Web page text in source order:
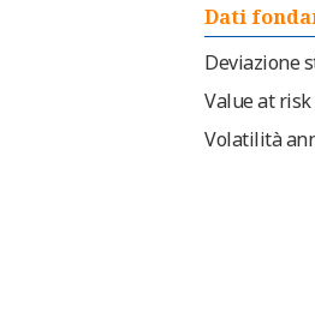
Dati
Deviazione
Value at risk
Volatilità